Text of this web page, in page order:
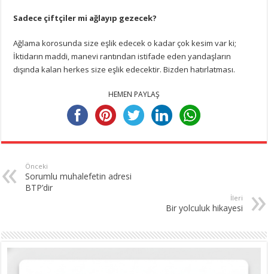
Sadece çiftçiler mi ağlayıp gezecek?
Ağlama korosunda size eşlik edecek o kadar çok kesim var ki;
İktidarın maddi, manevi rantından istifade eden yandaşların
dışında kalan herkes size eşlik edecektir. Bizden hatırlatması.
HEMEN PAYLAŞ
Önceki
Sorumlu muhalefetin adresi
BTP’dir
İleri
Bir yolculuk hikayesi